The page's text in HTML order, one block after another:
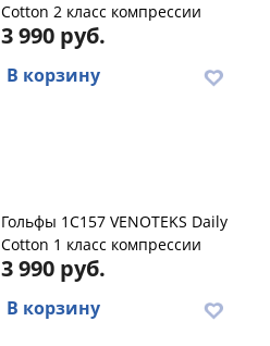
Cotton 2 класс компрессии
3 990 руб.
В корзину
Гольфы 1C157 VENOTEKS Daily
Cotton 1 класс компрессии
3 990 руб.
В корзину